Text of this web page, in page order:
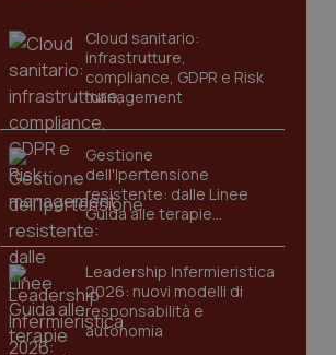
Cloud sanitario:
infrastrutture,
compliance, GDPR e Risk
management
Gestione
dell'Ipertensione
resistente: dalle Linee
Guida alle terapie
innovative
Leadership Infermieristica
2026: nuovi modelli di
responsabilità e
autonomia